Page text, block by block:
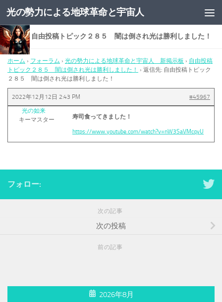
コンテンツへスキップ
光の勢力による地球革命と宇宙人
返信先: 自由投稿トピック２８５ 闇は倒され光は勝利しました！
ホーム › フォーラム › 光の勢力による地球革命と宇宙人 新掲示板 › 自由投稿
トピック２８５ 闇は倒され光は勝利しました！
› 返信先: 自由投稿トピック
２８５ 闇は倒され光は勝利しました！
2022年12月12日 2:43 PM
#45967
光の如来
キーマスター
寿司食ってきました！
https://www.youtube.com/watch?v=nW3SaVMcqvU
フォロー:
次の記事
次の投稿
前の記事
2026年8月